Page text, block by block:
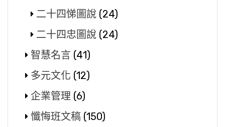
二十四悌圖說 (24)
二十四忠圖說 (24)
智慧名言 (41)
多元文化 (12)
企業管理 (6)
懺悔班文稿 (150)